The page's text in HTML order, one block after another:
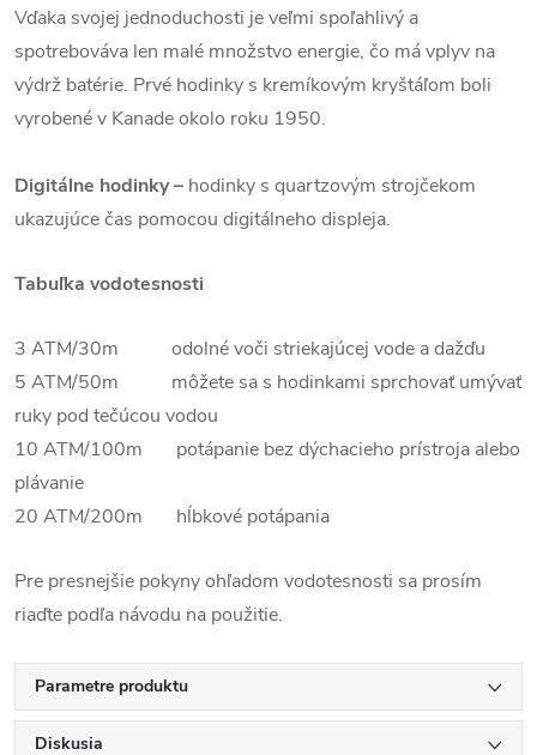
Vďaka svojej jednoduchosti je veľmi spoľahlivý a
spotrebováva len malé množstvo energie, čo má vplyv na
výdrž batérie. Prvé hodinky s kremíkovým kryštáľom boli
vyrobené v Kanade okolo roku 1950.
Digitálne hodinky – hodinky s quartzovým strojčekom
ukazujúce čas pomocou digitálneho displeja.
Tabuľka vodotesnosti
3 ATM/30m odolné voči striekajúcej vode a dažďu
5 ATM/50m môžete sa s hodinkami sprchovať umývať
ruky pod tečúcou vodou
10 ATM/100m potápanie bez dýchacieho prístroja alebo
plávanie
20 ATM/200m hĺbkové potápania
Pre presnejšie pokyny ohľadom vodotesnosti sa prosím
riaďte podľa návodu na použitie.
Parametre produktu
Diskusia